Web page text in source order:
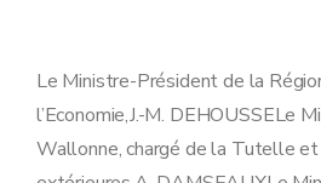
Le Ministre-Président de la
l’Economie,J.-M. DEHOUSSELe
Wallonne, chargé de la Tutelle